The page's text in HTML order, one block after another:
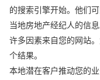
的搜索引擎开始。他们
当地房地产经纪人的信
许多因素来自您的网站
个结果。
本地潜在客户推动您的